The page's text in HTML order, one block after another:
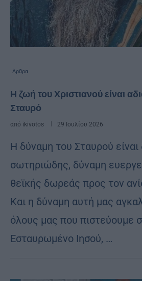
Άρθρα
Η ζωή του Χριστιανού είναι
Σταυρό
από ikivotos 29 Ιουλίου 2026
Η δύναμη του Σταυρού είναι
σωτηριώδης, δύναμη
θεϊκής δωρεάς προς τον
Και η δύναμη αυτή μας
όλους μας που πιστεύουμε
Εσταυρωμένο Ιησού, …